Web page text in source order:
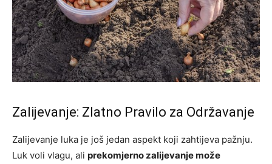
Zalijevanje: Zlatno Pravilo za Održavanje
Zalijevanje luka je još jedan aspekt koji zahtijeva pažnju.
Luk voli vlagu, ali prekomjerno zalijevanje može